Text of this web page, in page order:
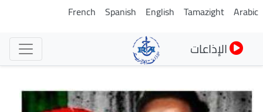
تجاوز
Arabic
Tamazight
English
Spanish
French
الإذاعات